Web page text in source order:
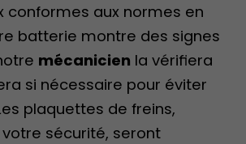
conformes aux normes en
batterie montre des signes
mécanicien la vérifiera
si nécessaire pour éviter
plaquettes de freins,
sécurité, seront